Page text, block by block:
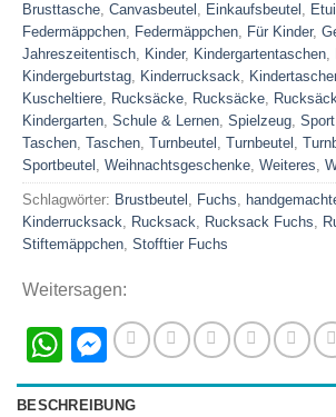
Brusttasche, Canvasbeutel , Einkaufsbeutel ,
Federmäppchen, Federmäppchen, Für Kinder,
Jahreszeitentisch, Kinder, Kindergartentaschen,
Kindergeburtstag, Kinderrucksack,
Kuscheltiere, Rucksäcke, Rucksäcke,
Kindergarten, Schule & Lernen, Spielzeug, Sport
Taschen, Taschen, Turnbeutel , Turnbeutel ,
Sportbeutel , Weihnachtsgeschenke, Weiteres,
Schlagwörter: Brustbeutel , Fuchs,
Kinderrucksack, Rucksack, Rucksack Fuchs,
Stiftemäppchen, Stofftier Fuchs
Weitersagen:
WhatsApp
Messenger
BESCHREIBUNG